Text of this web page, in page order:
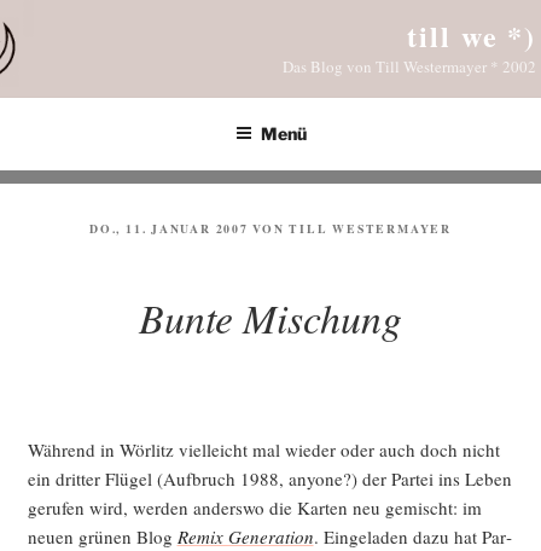
Inhalt
springen
till we *)
Das Blog von Till Westermayer * 2002
Menü
VERÖFFENTLICHT
DO., 11. JANUAR 2007 VONTILL WESTERMAYER
Bunte Mischung
Wäh­rend in Wör­litz viel­leicht mal wie­der oder auch doch nicht
ein drit­ter Flü­gel (Auf­bruch 1988, anyo­ne?) der Par­tei ins Leben
geru­fen wird, wer­den anders­wo die Kar­ten neu gemischt: im
neu­en grü­nen Blog Remix Gene­ra­ti­on. Ein­ge­la­den dazu hat Par­